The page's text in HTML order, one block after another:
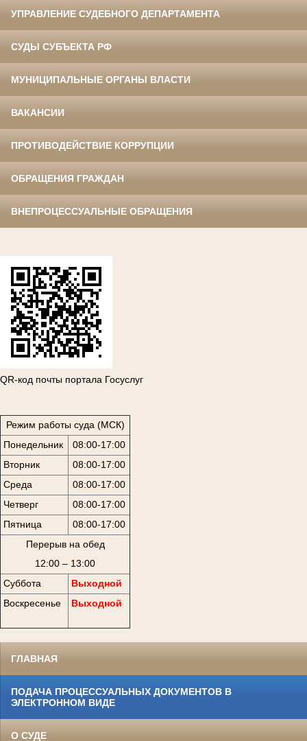
УПРАВЛЕНИЕ СУДЕБНОГО ДЕПАРТАМЕНТА
СУДЫ СУБЪЕКТА РФ
МУНИЦИПАЛЬНЫЕ ОРГАНЫ ВЛАСТИ
ВАКАНСИИ
ПРОТИВОДЕЙСТВИЕ КОРРУПЦИИ
ОБРАЩЕНИЯ ГРАЖДАН
ВНЕПРОЦЕССУАЛЬНЫЕ ОБРАЩЕНИЯ
QR-код почты портала Госуслуг
Режим работы суда (МСК)
Понедельник
08:00-17:00
Вторник
08:00-17:00
Среда
08:00-17:00
Четверг
08:00-17:00
Пятница
08:00-17:00
Перерыв на обед
12:00 – 13:00
Суббота
Выходной
Воскресенье
Выходной
ГЛАВНАЯ
ПОДАЧА ПРОЦЕССУАЛЬНЫХ ДОКУМЕНТОВ В
ЭЛЕКТРОННОМ ВИДЕ
О СУДЕ